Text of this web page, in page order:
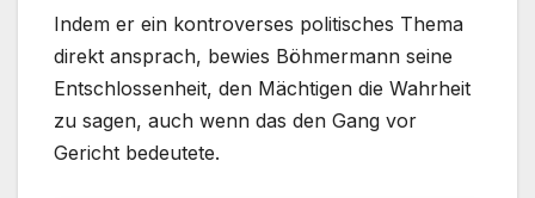
Indem er ein kontroverses politisches Thema
direkt ansprach, bewies Böhmermann seine
Entschlossenheit, den Mächtigen die Wahrheit
zu sagen, auch wenn das den Gang vor
Gericht bedeutete.